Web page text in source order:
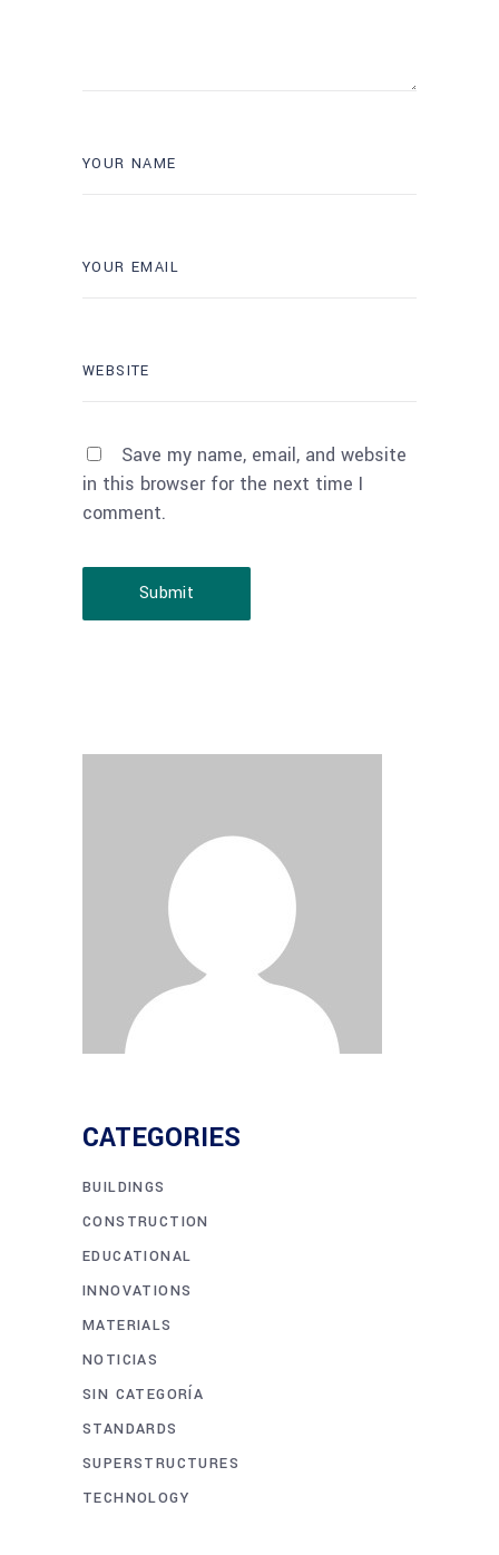
Save my name, email, and website
in this browser for the next time I
comment.
Submit
CATEGORIES
BUILDINGS
CONSTRUCTION
EDUCATIONAL
INNOVATIONS
MATERIALS
NOTICIAS
SIN CATEGORÍA
STANDARDS
SUPERSTRUCTURES
TECHNOLOGY